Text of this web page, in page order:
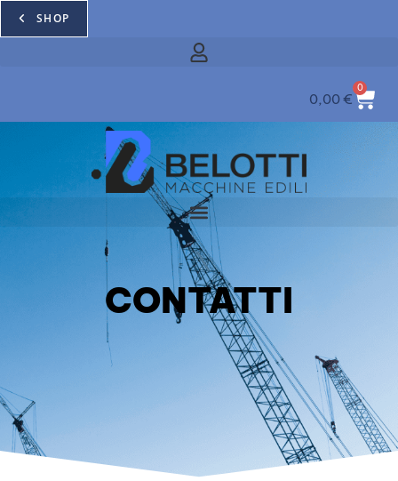
SHOP
0,00€
0
CONTATTI